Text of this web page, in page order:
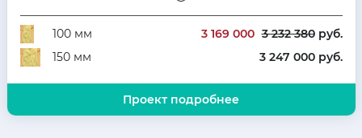
Количество комнат
2
100 мм
3 169 000 3 232 380руб.
150 мм
3 247 000 руб.
Проект подробнее